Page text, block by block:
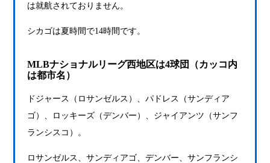
は就航されておりません。
シカゴは夏時間で14時間です。
MLBナショナルリーグ西地区は4球団（カッコ内
は都市名）
ドジャース（ロサンゼルス）、パドレス（サンディア
ゴ）、ロッキーズ（デンバー）、ジャイアンツ（サンフ
ランシスコ）。
ロサンゼルス、サンディアゴ、デンバー、サンフランシ